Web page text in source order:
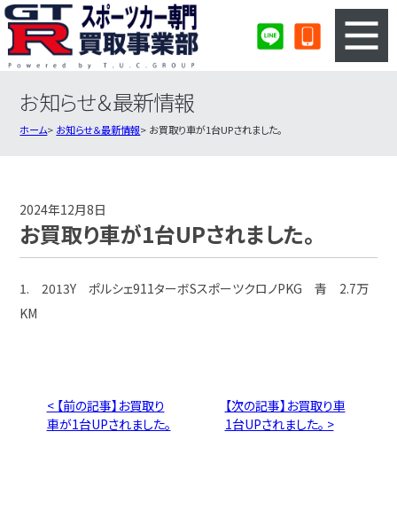
3ステップのカンタン査定
スポーツカー買取実績
お知らせ＆最新情報
ホーム お知らせ＆最新情報 お買取り車が1台UPされました。
2024年12月8日
お買取り車が1台UPされました。
1. 2013Y ポルシェ911ターボSスポーツクロノPKG 青 2.7万
KM
< 【前の記事】お買取り
車が1台UPされました。
【次の記事】お買取り車
1台UPされました。 >